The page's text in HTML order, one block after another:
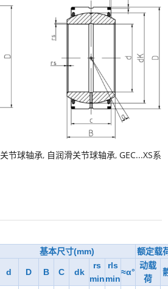
关节球轴承, 自润滑关节球轴承, GEC...XS系
基本尺寸(mm) 额定载
d D B C dk
rs
min
rls
min
≈α°
动载
荷